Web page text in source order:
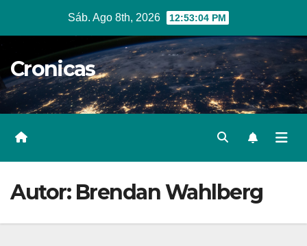
Sáb. Ago 8th, 2026 12:53:05 PM
Cronicas
Autor: Brendan Wahlberg